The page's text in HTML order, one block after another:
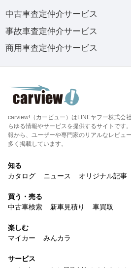
中古車査定仲介サービス
事故車査定仲介サービス
商用車査定仲介サービス
carview!（カービュー）はLINEヤフー株式会
らゆる情報やサービスを提供するサイトです
報から、ユーザーや専門家のリアルなレビュ
多く掲載しています。
知る
カタログ
ニュース オリジナル記事
買う・売る
中古車検索
新車見積り 車買取
楽しむ
マイカー
みんカラ
サービス